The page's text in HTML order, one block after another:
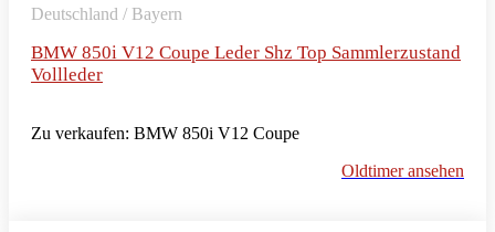
Deutschland / Bayern
BMW 850i V12 Coupe Leder Shz Top Sammlerzustand
Vollleder
Zu verkaufen: BMW 850i V12 Coupe
Oldtimer ansehen